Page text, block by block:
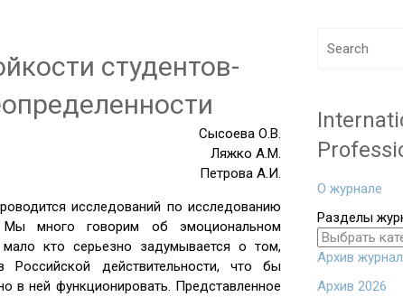
студентов-
Сысоева О.В.
Ляжко А.М.
Петрова А.И.
исследований по исследованию
Мы много говорим об эмоциональном
кто серьезно задумывается о том,
действительности, что бы
в ней функционировать. Представленное
О журнале
Разделы
Архив
Архив 2026